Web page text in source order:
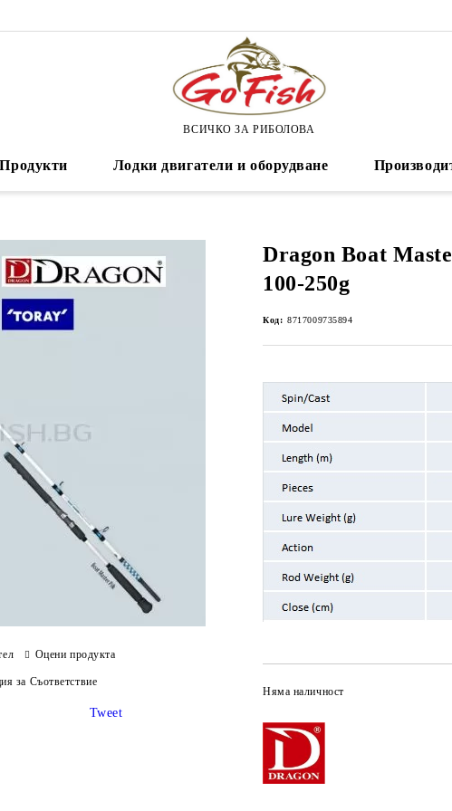
ВСИЧКО ЗА РИБОЛОВА
Продукти Лодки двигатели и оборудване
Dragon Boat
100-250g
Код: 8717009735894
Няма наличност
Оцени продукта
за Съответствие
Tweet